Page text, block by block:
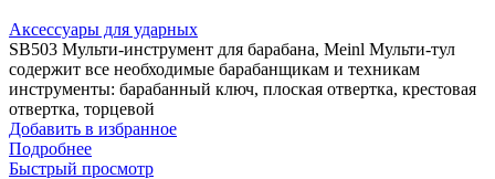
Аксессуары для ударных
SB503 Мульти-инструмент для барабана, Meinl Мульти-тул
содержит все необходимые барабанщикам и техникам
инструменты: барабанный ключ, плоская отвертка, крестовая
отвертка, торцевой
Добавить в избранное
Подробнее
Быстрый просмотр